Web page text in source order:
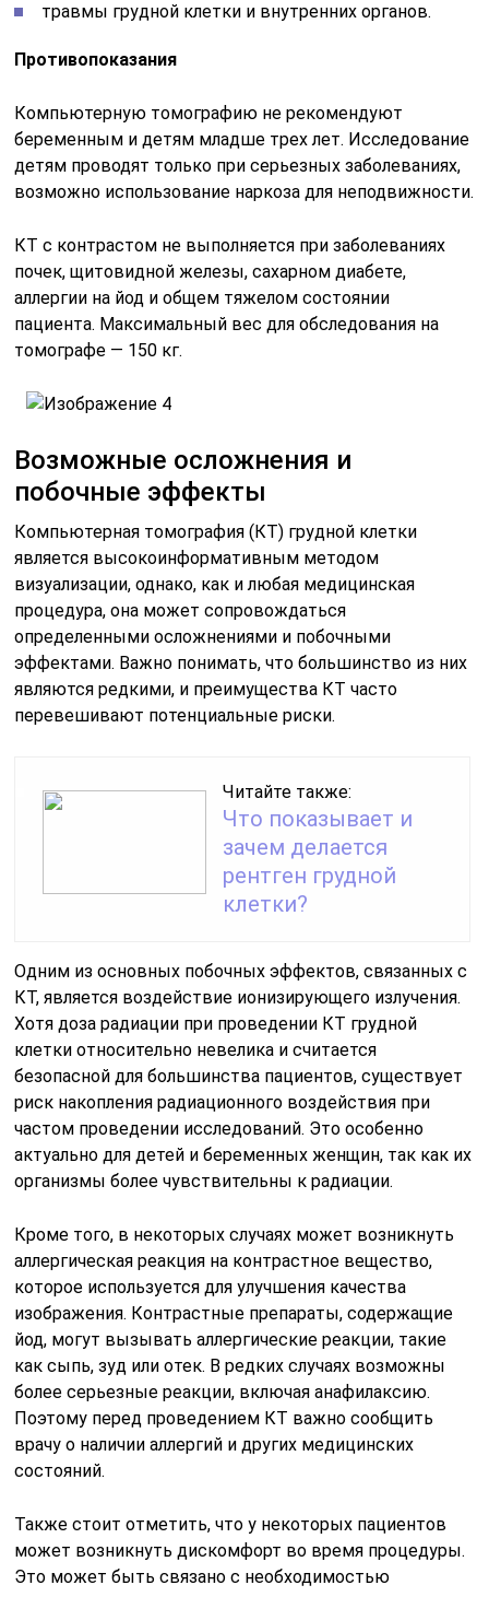
травмы грудной клетки и внутренних органов.
Противопоказания
Компьютерную томографию не рекомендуют
беременным и детям младше трех лет. Исследование
детям проводят только при серьезных заболеваниях,
возможно использование наркоза для неподвижности.
КТ с контрастом не выполняется при заболеваниях
почек, щитовидной железы, сахарном диабете,
аллергии на йод и общем тяжелом состоянии
пациента. Максимальный вес для обследования на
томографе — 150 кг.
Возможные осложнения и
побочные эффекты
Компьютерная томография (КТ) грудной клетки
является высокоинформативным методом
визуализации, однако, как и любая медицинская
процедура, она может сопровождаться
определенными осложнениями и побочными
эффектами. Важно понимать, что большинство из них
являются редкими, и преимущества КТ часто
перевешивают потенциальные риски.
Читайте также:
Что показывает и
зачем делается
рентген грудной
клетки?
Одним из основных побочных эффектов, связанных с
КТ, является воздействие ионизирующего излучения.
Хотя доза радиации при проведении КТ грудной
клетки относительно невелика и считается
безопасной для большинства пациентов, существует
риск накопления радиационного воздействия при
частом проведении исследований. Это особенно
актуально для детей и беременных женщин, так как их
организмы более чувствительны к радиации.
Кроме того, в некоторых случаях может возникнуть
аллергическая реакция на контрастное вещество,
которое используется для улучшения качества
изображения. Контрастные препараты, содержащие
йод, могут вызывать аллергические реакции, такие
как сыпь, зуд или отек. В редких случаях возможны
более серьезные реакции, включая анафилаксию.
Поэтому перед проведением КТ важно сообщить
врачу о наличии аллергий и других медицинских
состояний.
Также стоит отметить, что у некоторых пациентов
может возникнуть дискомфорт во время процедуры.
Это может быть связано с необходимостью